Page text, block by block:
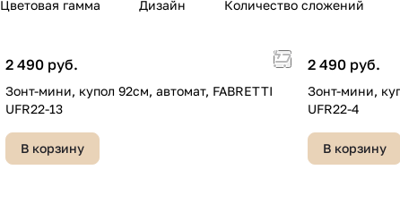
Цветовая гамма Дизайн Количество сложений
2 490 руб.
Зонт-мини, купол 92см, автомат, FABRETTI
UFR22-13
В корзину
2 490 руб.
Зонт-мини,
UFR22-4
В корзину